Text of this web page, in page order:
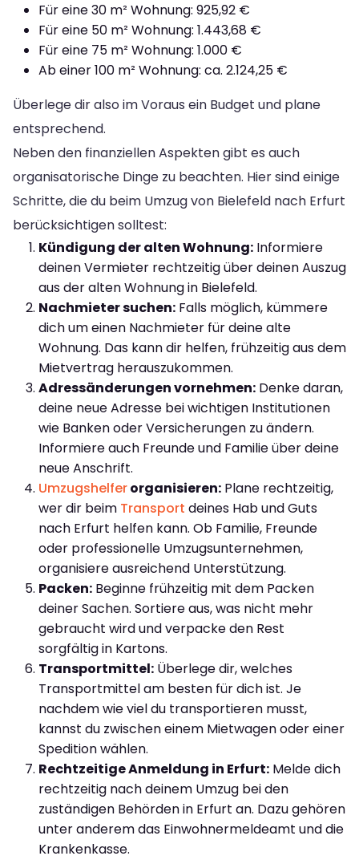
Für eine 30 m² Wohnung: 925,92 €
Für eine 50 m² Wohnung: 1.443,68 €
Für eine 75 m² Wohnung: 1.000 €
Ab einer 100 m² Wohnung: ca. 2.124,25 €
Überlege dir also im Voraus ein Budget und plane
entsprechend.
Neben den finanziellen Aspekten gibt es auch
organisatorische Dinge zu beachten. Hier sind einige
Schritte, die du beim Umzug von Bielefeld nach Erfurt
berücksichtigen solltest:
Kündigung der alten Wohnung: Informiere
deinen Vermieter rechtzeitig über deinen Auszug
aus der alten Wohnung in Bielefeld.
Nachmieter suchen: Falls möglich, kümmere
dich um einen Nachmieter für deine alte
Wohnung. Das kann dir helfen, frühzeitig aus dem
Mietvertrag herauszukommen.
Adressänderungen vornehmen: Denke daran,
deine neue Adresse bei wichtigen Institutionen
wie Banken oder Versicherungen zu ändern.
Informiere auch Freunde und Familie über deine
neue Anschrift.
Umzugshelferorganisieren: Plane rechtzeitig,
wer dir beim Transport deines Hab und Guts
nach Erfurt helfen kann. Ob Familie, Freunde
oder professionelle Umzugsunternehmen,
organisiere ausreichend Unterstützung.
Packen: Beginne frühzeitig mit dem Packen
deiner Sachen. Sortiere aus, was nicht mehr
gebraucht wird und verpacke den Rest
sorgfältig in Kartons.
Transportmittel: Überlege dir, welches
Transportmittel am besten für dich ist. Je
nachdem wie viel du transportieren musst,
kannst du zwischen einem Mietwagen oder einer
Spedition wählen.
Rechtzeitige Anmeldung in Erfurt: Melde dich
rechtzeitig nach deinem Umzug bei den
zuständigen Behörden in Erfurt an. Dazu gehören
unter anderem das Einwohnermeldeamt und die
Krankenkasse.